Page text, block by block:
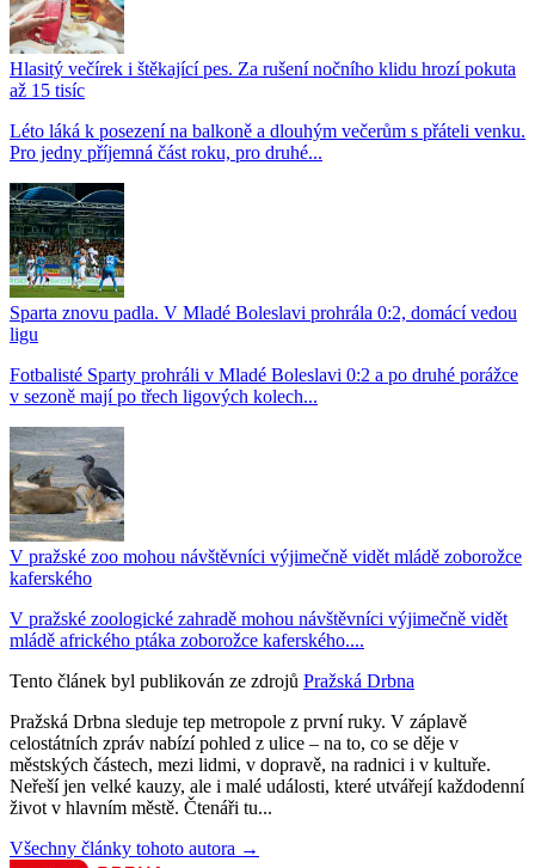
Hlasitý večírek i štěkající pes. Za rušení nočního klidu hrozí pokuta
až 15 tisíc
Léto láká k posezení na balkoně a dlouhým večerům s přáteli venku.
Pro jedny příjemná část roku, pro druhé...
Sparta znovu padla. V Mladé Boleslavi prohrála 0:2, domácí vedou
ligu
Fotbalisté Sparty prohráli v Mladé Boleslavi 0:2 a po druhé porážce
v sezoně mají po třech ligových kolech...
V pražské zoo mohou návštěvníci výjimečně vidět mládě zoborožce
kaferského
V pražské zoologické zahradě mohou návštěvníci výjimečně vidět
mládě afrického ptáka zoborožce kaferského....
Tento článek byl publikován ze zdrojů Pražská Drbna
Pražská Drbna sleduje tep metropole z první ruky. V záplavě
celostátních zpráv nabízí pohled z ulice – na to, co se děje v
městských částech, mezi lidmi, v dopravě, na radnici i v kultuře.
Neřeší jen velké kauzy, ale i malé události, které utvářejí každodenní
život v hlavním městě. Čtenáři tu...
Všechny články tohoto autora →